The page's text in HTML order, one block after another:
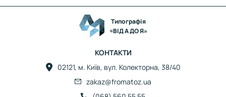
Типографія
«ВІД А ДО Я»
КОНТАКТИ
02121, м. Київ, вул. Колекторна, 38/40
zakaz@fromatoz.ua